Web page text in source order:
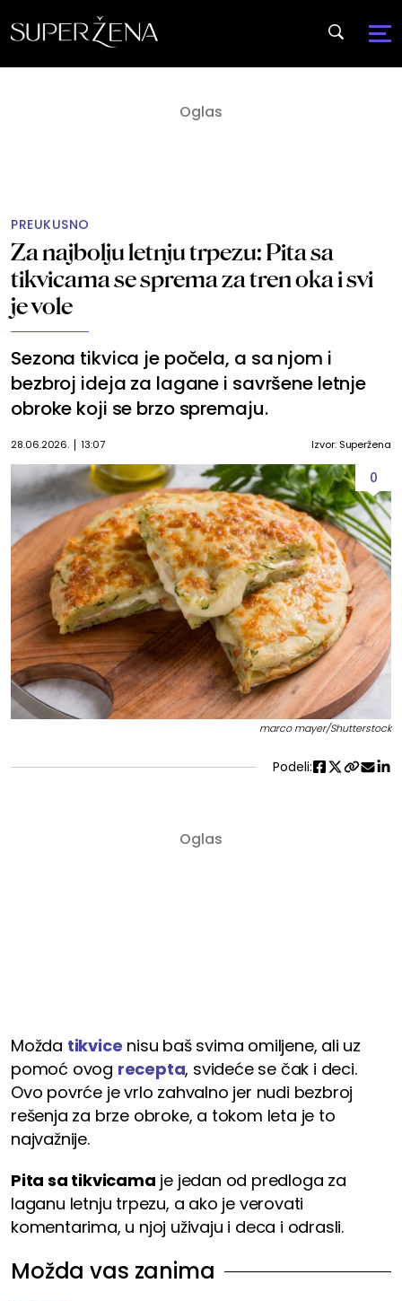
PREUKUSNO
Za najbolju letnju trpezu: Pita sa
tikvicama se sprema za tren oka i svi
je vole
Sezona tikvica je počela, a sa njom i
bezbroj ideja za lagane i savršene letnje
obroke koji se brzo spremaju.
28.06.2026. 13:07 Izvor: Superžena
0
marco mayer/Shutterstock
Podeli:
Možda tikvice nisu baš svima omiljene, ali uz
pomoć ovog recepta, svideće se čak i deci.
Ovo povrće je vrlo zahvalno jer nudi bezbroj
rešenja za brze obroke, a tokom leta je to
najvažnije.
Pita sa tikvicama je jedan od predloga za
laganu letnju trpezu, a ako je verovati
komentarima, u njoj uživaju i deca i odrasli.
Možda vas zanima